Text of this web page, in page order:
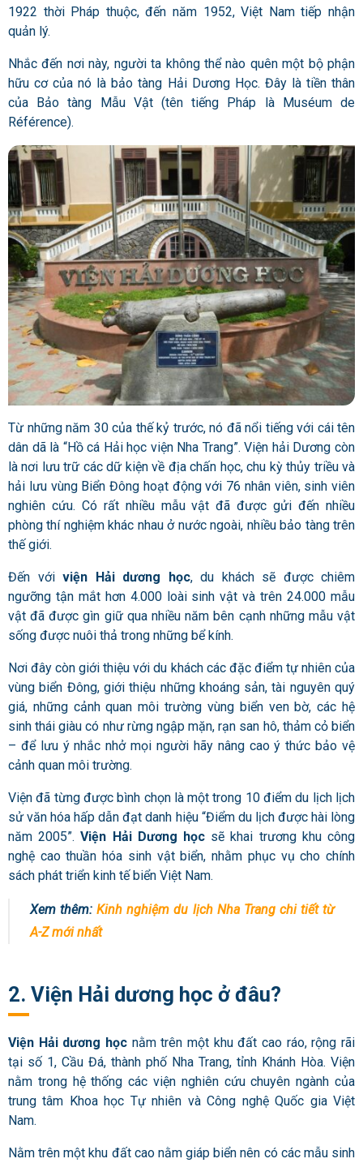
1922 thời Pháp thuộc, đến năm 1952, Việt Nam tiếp nhận
quản lý.
Nhắc đến nơi này, người ta không thể nào quên một bộ phận
hữu cơ của nó là bảo tàng Hải Dương Học. Đây là tiền thân
của Bảo tàng Mẫu Vật (tên tiếng Pháp là Muséum de
Référence).
Từ những năm 30 của thế kỷ trước, nó đã nổi tiếng với cái tên
dân dã là “Hồ cá Hải học viện Nha Trang”.Viện hải Dươngcòn
là nơi lưu trữ các dữ kiện về địa chấn học, chu kỳ thủy triều và
hải lưu vùng Biển Đông hoạt động với 76 nhân viên, sinh viên
nghiên cứu. Có rất nhiều mẫu vật đã được gửi đến nhiều
phòng thí nghiệm khác nhau ở nước ngoài, nhiều bảo tàng trên
thế giới.
Đến với viện Hải dương học, du khách sẽ được chiêm
ngưỡng tận mắt hơn 4.000 loài sinh vật và trên 24.000 mẫu
vật đã được gìn giữ qua nhiều năm bên cạnh những mẫu vật
sống được nuôi thả trong những bể kính.
Nơi đâycòn giới thiệu với du khách các đặc điểm tự nhiên của
vùng biển Đông, giới thiệu những khoáng sản, tài nguyên quý
giá, những cảnh quan môi trường vùng biển ven bờ, các hệ
sinh thái giàu có như rừng ngập mặn, rạn san hô, thảm cỏ biển
– để lưu ý nhắc nhở mọi người hãy nâng cao ý thức bảo vệ
cảnh quan môi trường.
Viện đã từng được bình chọn là một trong 10 điểm du lịch lịch
sử văn hóa hấp dẫn đạt danh hiệu “Điểm du lịch được hài lòng
năm 2005”. Viện Hải Dương học sẽ khai trương khu công
nghệ cao thuần hóa sinh vật biển, nhằm phục vụ cho chính
sách phát triển kinh tế biển Việt Nam.
Xem thêm:Kinh nghiệm du lịch Nha Trang chi tiết từ
A-Z mới nhất
2. Viện Hải dương học ở đâu?
Viện Hải dương học nằm trên một khu đất cao ráo, rộng rãi
tại số 1, Cầu Đá, thành phố Nha Trang, tỉnh Khánh Hòa. Viện
nằm trong hệ thống các viện nghiên cứu chuyên ngành của
trung tâm Khoa học Tự nhiên và Công nghệ Quốc gia Việt
Nam.
Nằm trên một khu đất cao nằm giáp biển nên có các mẫu sinh